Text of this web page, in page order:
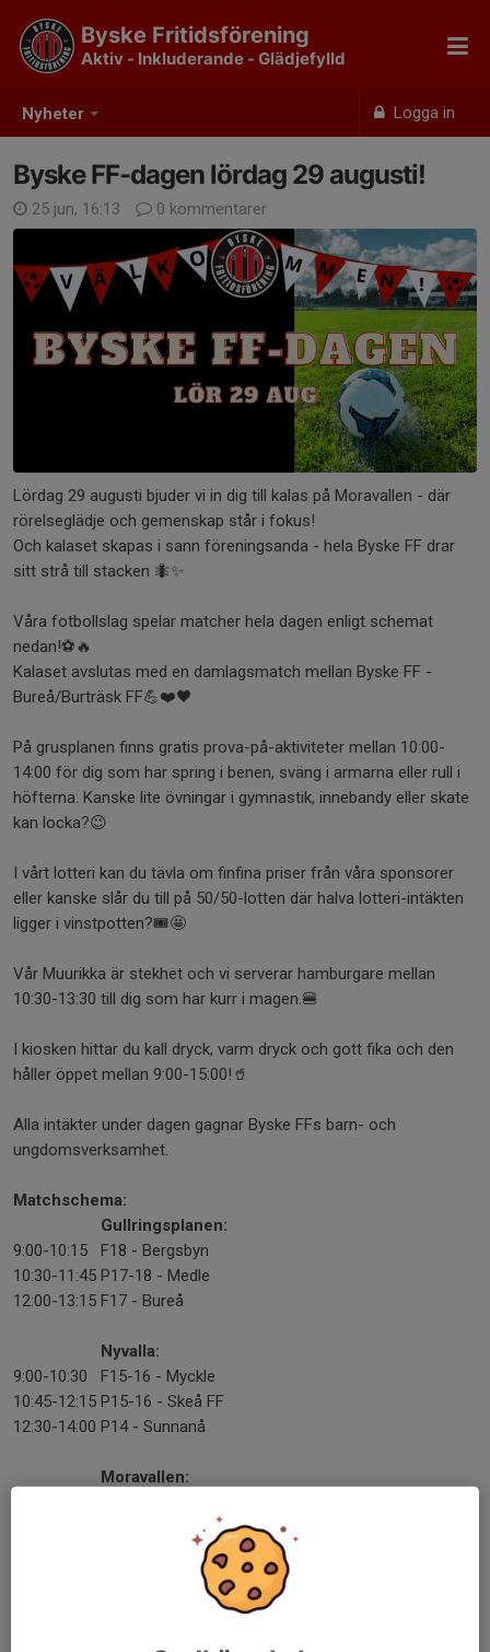
Nyheter Logga in
Byske Fritidsförening
Aktiv - Inkluderande - Glädjefylld
Byske FF-dagen lördag 29 augusti!
25 jun, 16:13 0 kommentarer
Lördag 29 augusti bjuder vi in dig till kalas på Moravallen - där
rörelseglädje och gemenskap står i fokus!
Och kalaset skapas i sann föreningsanda - hela Byske FF drar
sitt strå till stacken 🐜✨
Våra fotbollslag spelar matcher hela dagen enligt schemat
nedan!⚽🔥
Kalaset avslutas med en damlagsmatch mellan Byske FF -
Bureå/Burträsk FF💪❤️🖤
På grusplanen finns gratis prova-på-aktiviteter mellan 10:00-
14:00 för dig som har spring i benen, sväng i armarna eller rull i
höfterna. Kanske lite övningar i gymnastik, innebandy eller skate
kan locka?😉
I vårt lotteri kan du tävla om finfina priser från våra sponsorer
eller kanske slår du till på 50/50-lotten där halva lotteri-intäkten
ligger i vinstpotten?🎟️🤩
Vår Muurikka är stekhet och vi serverar hamburgare mellan
10:30-13:30 till dig som har kurr i magen.🍔
I kiosken hittar du kall dryck, varm dryck och gott fika och den
håller öppet mellan 9:00-15:00!🥤
Alla intäkter under dagen gagnar Byske FFs barn- och
ungdomsverksamhet.
Matchschema:
Gullringsplanen:
9:00-10:15
F18 - Bergsbyn
10:30-11:45 P17-18 - Medle
12:00-13:15 F17 - Bureå
Nyvalla:
9:00-10:30
F15-16 - Myckle
10:45-12:15 P15-16 - Skeå FF
12:30-14:00 P14 - Sunnanå
Moravallen:
P11-13 - Skeå FF
Dam div 3: Byske FF - Bureå/Burträsk FF